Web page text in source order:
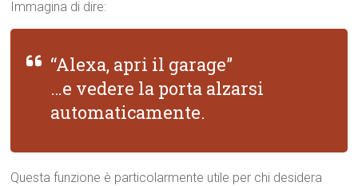
Immagina di dire:
“Alexa, apri il garage”
…e vedere la porta alzarsi
automaticamente.
Questa funzione è particolarmente utile per chi desidera